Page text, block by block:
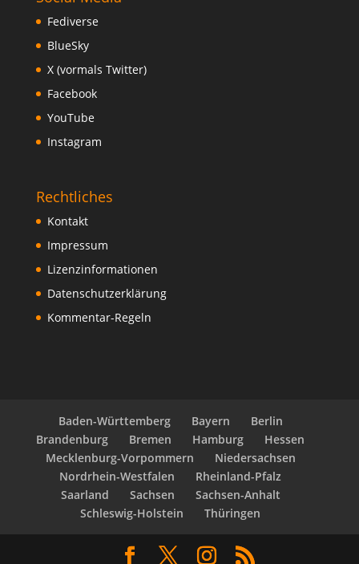
Fediverse
BlueSky
X (vormals Twitter)
Facebook
YouTube
Instagram
Rechtliches
Kontakt
Impressum
Lizenzinformationen
Datenschutzerklärung
Kommentar-Regeln
Baden-Württemberg Bayern
Berlin
Brandenburg
Bremen Hamburg
Hessen
Mecklenburg-Vorpommern
Niedersachsen
Nordrhein-Westfalen
Rheinland-Pfalz
Saarland
Sachsen
Sachsen-Anhalt
Schleswig-Holstein
Thüringen